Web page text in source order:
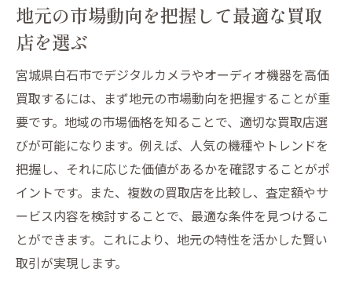
デジタルカメラの価値を見極め高額買取を実現
する秘訣
カメラの需要を知り価値を最大化する方法
カメラのメンテナンスが買取価格に与える
影響
査定前にカメラの付属品を準備する理由
カメラの希少性をアピールする方法
高額買取を狙うための市場調査のコツ
プロの意見を参考にするメリット
オーディオ機器を賢く手放すための白石市市場
動向ガイド
地元の市場動向を把握して最適な買取
店を選ぶ
宮城県白石市でデジタルカメラやオーディオ機器を高価
買取するには、まず地元の市場動向を把握することが重
要です。地域の市場価格を知ることで、適切な買取店選
びが可能になります。例えば、人気の機種やトレンドを
把握し、それに応じた価値があるかを確認することがポ
イントです。また、複数の買取店を比較し、査定額やサ
ービス内容を検討することで、最適な条件を見つけるこ
とができます。これにより、地元の特性を活かした賢い
取引が実現します。